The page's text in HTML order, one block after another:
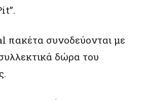
πακέτα συνοδεύονται με
δώρα του